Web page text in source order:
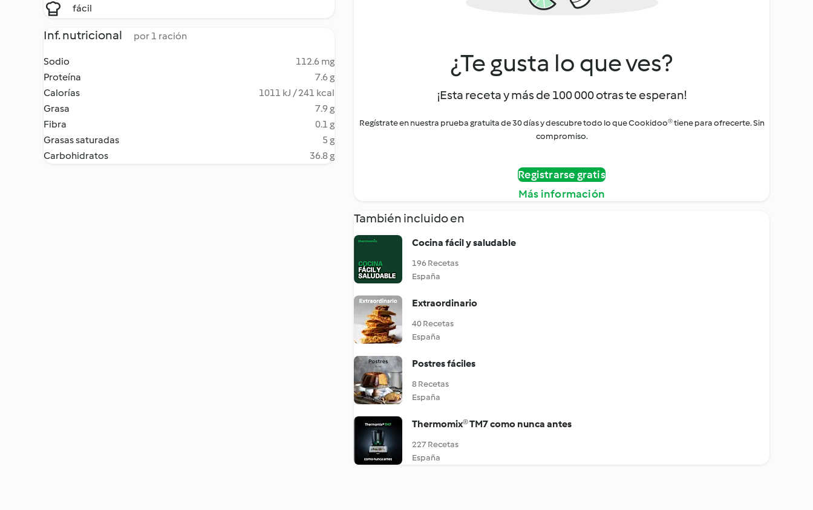
fácil
Inf. nutricional por 1 ración
Sodio
112.6 mg
Proteína
7.6 g
Calorías
1011 kJ / 241 kcal
Grasa
7.9 g
Fibra
0.1 g
Grasas saturadas
5 g
Carbohidratos
36.8 g
¿Te gusta lo que ves?
¡Esta receta y más de 100 000 otras te esperan!
Regístrate en nuestra prueba gratuita de 30 días y descubre todo lo que Cookidoo® tiene para ofrecerte. Sin
compromiso.
Registrarse gratis
Más información
También incluido en
Cocina fácil y saludable
196 Recetas
España
Extraordinario
40 Recetas
España
Postres fáciles
8 Recetas
España
Thermomix® TM7 como nunca antes
227 Recetas
España